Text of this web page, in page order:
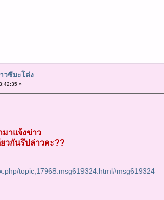
วซีมะโด่ง
»
มาแจ้งข่าว
วกันรึปล่าวคะ??
topic,17968.msg619324.html#msg619324